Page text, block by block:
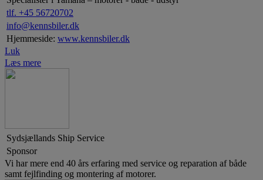
tlf. +45 56720702
info@kennsbiler.dk
Hjemmeside: www.kennsbiler.dk
Luk
Læs mere
Sydsjællands Ship Service
Sponsor
Vi har mere end 40 års erfaring med service og reparation af både
samt fejlfinding og montering af motorer.